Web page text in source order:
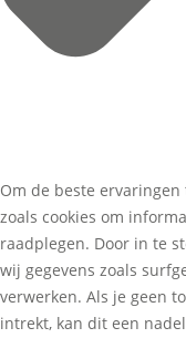
Om de beste
zoals cookies om
raadplegen. Door in te
wij gegevens zoals
verwerken. Als je geen
intrekt, kan dit een